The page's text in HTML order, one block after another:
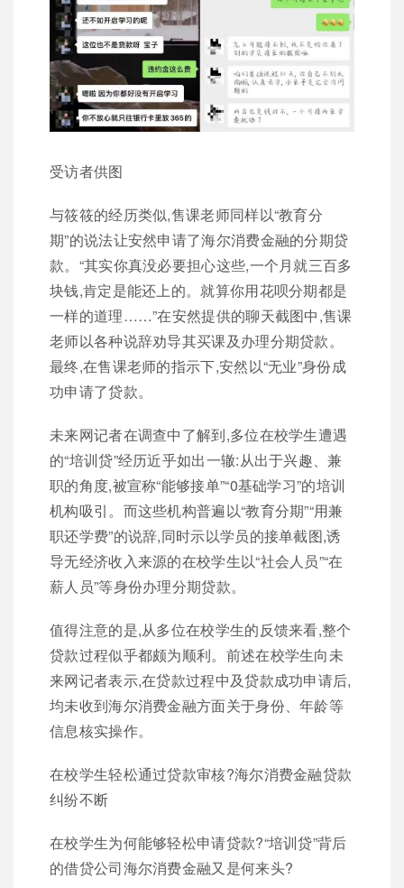
受访者供图
与筱筱的经历类似,售课老师同样以“教育分
期”的说法让安然申请了海尔消费金融的分期贷
款。“其实你真没必要担心这些,一个月就三百多
块钱,肯定是能还上的。就算你用花呗分期都是
一样的道理……”在安然提供的聊天截图中,售课
老师以各种说辞劝导其买课及办理分期贷款。
最终,在售课老师的指示下,安然以“无业”身份成
功申请了贷款。
未来网记者在调查中了解到,多位在校学生遭遇
的“培训贷”经历近乎如出一辙:从出于兴趣、兼
职的角度,被宣称“能够接单”“0基础学习”的培训
机构吸引。而这些机构普遍以“教育分期”“用兼
职还学费”的说辞,同时示以学员的接单截图,诱
导无经济收入来源的在校学生以“社会人员”“在
薪人员”等身份办理分期贷款。
值得注意的是,从多位在校学生的反馈来看,整个
贷款过程似乎都颇为顺利。前述在校学生向未
来网记者表示,在贷款过程中及贷款成功申请后,
均未收到海尔消费金融方面关于身份、年龄等
信息核实操作。
在校学生轻松通过贷款审核?海尔消费金融贷款
纠纷不断
在校学生为何能够轻松申请贷款?“培训贷”背后
的借贷公司海尔消费金融又是何来头?